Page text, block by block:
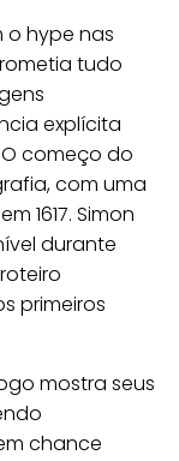
hype nas
tudo
explícita
começo do
com uma
1617. Simon
durante
primeiros
mostra seus
chance